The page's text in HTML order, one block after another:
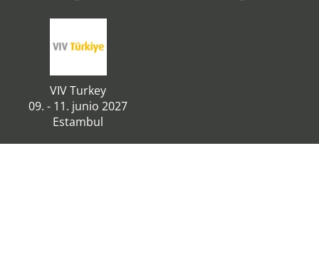
VIV Turkey
09. - 11. junio 2027
Estambul